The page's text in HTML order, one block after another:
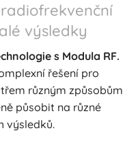
výsledky
s Modula RF.
řešení pro
různým způsobům
působit na různé
výsledků.